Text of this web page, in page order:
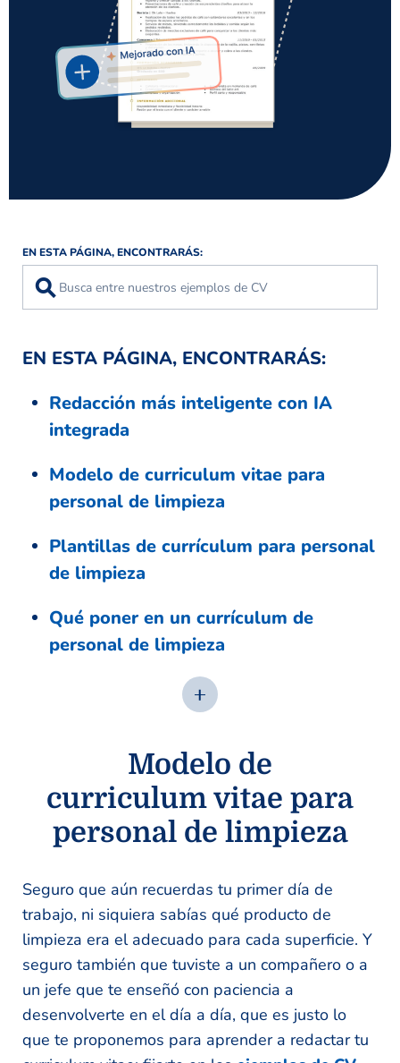
EN ESTA PÁGINA, ENCONTRARÁS:
⚲
EN ESTA PÁGINA, ENCONTRARÁS:
Redacción más inteligente con IA
integrada
Modelo de curriculum vitae para
personal de limpieza
Plantillas de currículum para personal
de limpieza
Qué poner en un currículum de
personal de limpieza
Modelo de
curriculum vitae para
personal de limpieza
Seguro que aún recuerdas tu primer día de
trabajo, ni siquiera sabías qué producto de
limpieza era el adecuado para cada superficie. Y
seguro también que tuviste a un compañero o a
un jefe que te enseñó con paciencia a
desenvolverte en el día a día, que es justo lo
que te proponemos para aprender a redactar tu